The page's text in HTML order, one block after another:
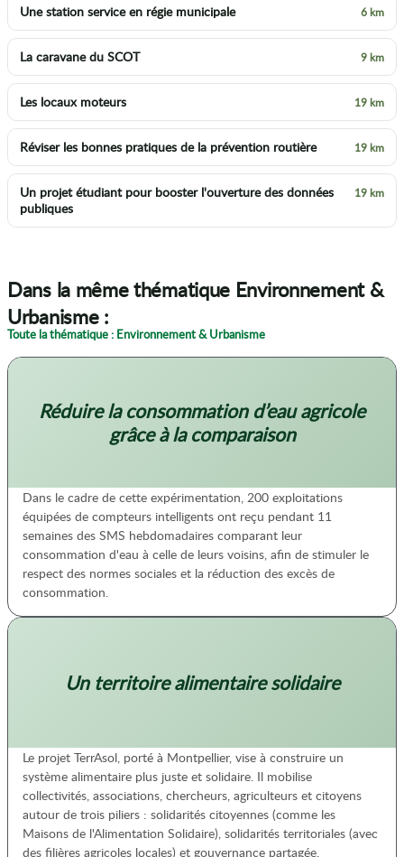
Une station service en régie municipale 6 km
La caravane du SCOT 9 km
Les locaux moteurs 19 km
Réviser les bonnes pratiques de la prévention routière 19 km
Un projet étudiant pour booster l'ouverture des données
publiques
19 km
Dans la même thématique Environnement &
Urbanisme :
Toute la thématique : Environnement & Urbanisme
Réduire la consommation d’eau agricole
grâce à la comparaison
Dans le cadre de cette expérimentation, 200 exploitations
équipées de compteurs intelligents ont reçu pendant 11
semaines des SMS hebdomadaires comparant leur
consommation d'eau à celle de leurs voisins, afin de stimuler le
respect des normes sociales et la réduction des excès de
consommation.
Un territoire alimentaire solidaire
Le projet TerrAsol, porté à Montpellier, vise à construire un
système alimentaire plus juste et solidaire. Il mobilise
collectivités, associations, chercheurs, agriculteurs et citoyens
autour de trois piliers : solidarités citoyennes (comme les
Maisons de l'Alimentation Solidaire), solidarités territoriales (avec
des filières agricoles locales) et gouvernance partagée.